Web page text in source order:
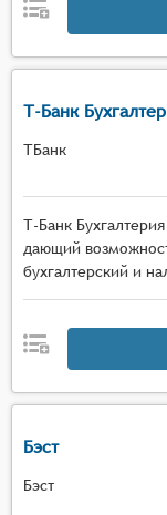
Т-Банк
ТБанк
Т-Банк
дающий
бухгалтерский и
Бэст
Бэст